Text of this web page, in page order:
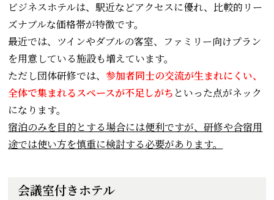
ビジネスホテルは、駅近などアクセスに優れ、比較的リー
ズナブルな価格帯が特徴です。
最近では、ツインやダブルの客室、ファミリー向けプラン
を用意している施設も増えています。
ただし団体研修では、参加者同士の交流が生まれにくい、
全体で集まれるスペースが不足しがち といった点がネック
になります。
宿泊のみを目的とする場合には便利ですが、研修や合宿用
途では使い方を慎重に検討する必要があります。
会議室付きホテル